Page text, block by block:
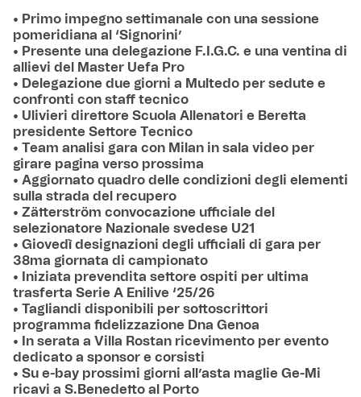
• Primo impegno settimanale con una sessione
pomeridiana al ‘Signorini’
• Presente una delegazione F.I.G.C. e una ventina di
allievi del Master Uefa Pro
• Delegazione due giorni a Multedo per sedute e
confronti con staff tecnico
• Ulivieri direttore Scuola Allenatori e Beretta
presidente Settore Tecnico
• Team analisi gara con Milan in sala video per
girare pagina verso prossima
• Aggiornato quadro delle condizioni degli elementi
sulla strada del recupero
• Zätterström convocazione ufficiale del
selezionatore Nazionale svedese U21
• Giovedì designazioni degli ufficiali di gara per
38ma giornata di campionato
• Iniziata prevendita settore ospiti per ultima
trasferta Serie A Enilive ‘25/26
• Tagliandi disponibili per sottoscrittori
programma fidelizzazione Dna Genoa
• In serata a Villa Rostan ricevimento per evento
dedicato a sponsor e corsisti
• Su e-bay prossimi giorni all’asta maglie Ge-Mi
ricavi a S.Benedetto al Porto